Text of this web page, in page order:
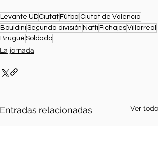
Levante UD CiutatFútbol Ciutat de Valencia
Bouldini Segunda división Nafti FichajesVillarreal
Brugué Soldado
La jornada
Entradas relacionadas Ver todo